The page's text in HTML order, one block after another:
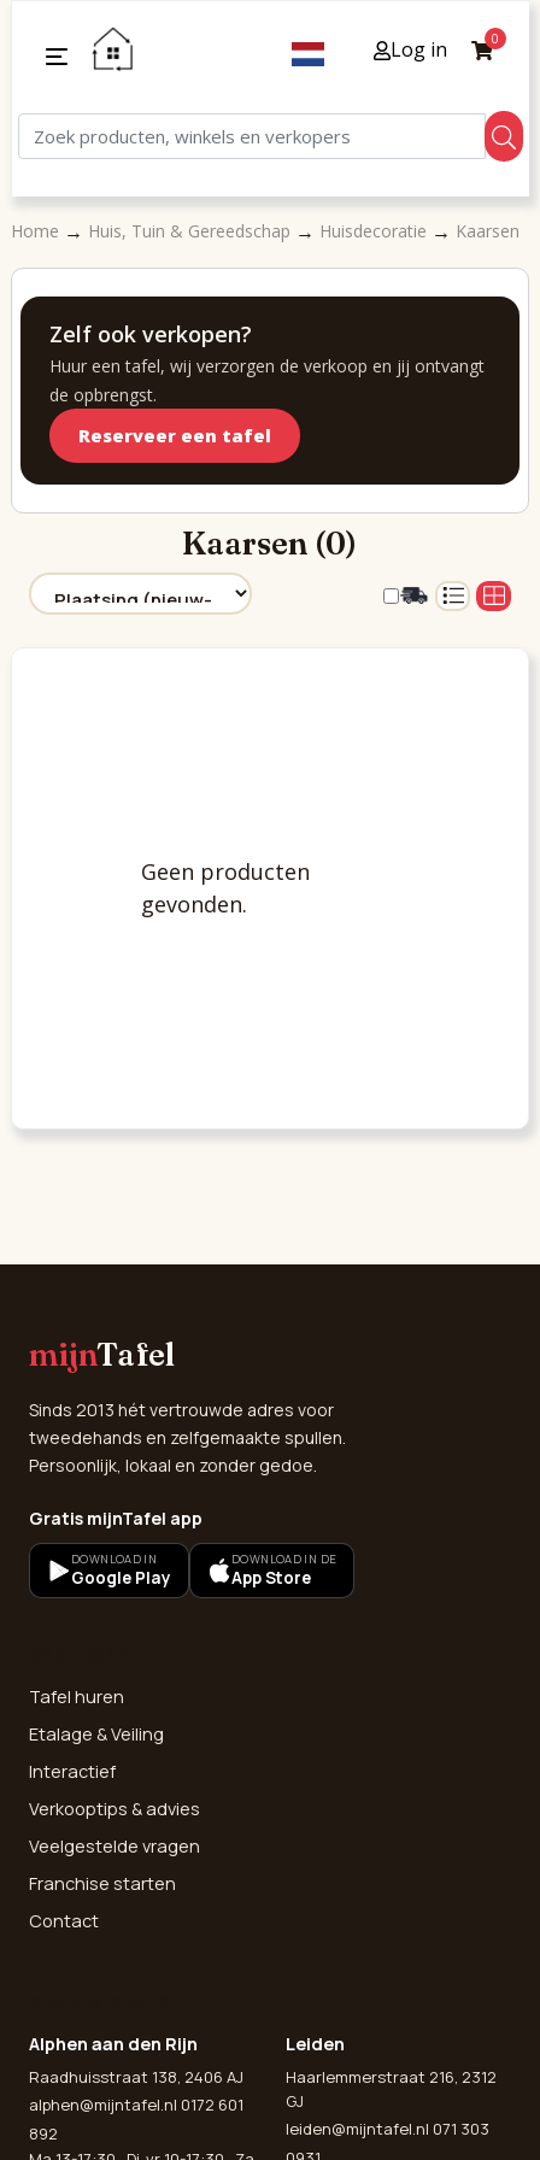
Log in 0
Home → Huis, Tuin & Gereedschap → Huisdecoratie → Kaarsen
Zelf ook verkopen?
Huur een tafel, wij verzorgen de verkoop en jij ontvangt
de opbrengst.
Reserveer een tafel
Kaarsen (0)
Geen producten
gevonden.
mijnTafel
Sinds 2013 hét vertrouwde adres voor
tweedehands en zelfgemaakte spullen.
Persoonlijk, lokaal en zonder gedoe.
Gratis mijnTafel app
DOWNLOAD IN
Google Play
DOWNLOAD IN DE
App Store
Tafel huren
Etalage & Veiling
Interactief
Verkooptips & advies
Veelgestelde vragen
Franchise starten
Contact
Alphen aan den Rijn
Raadhuisstraat 138, 2406 AJ
alphen@mijntafel.nl 0172 601
892
Leiden
Haarlemmerstraat 216, 2312
GJ
leiden@mijntafel.nl 071 303